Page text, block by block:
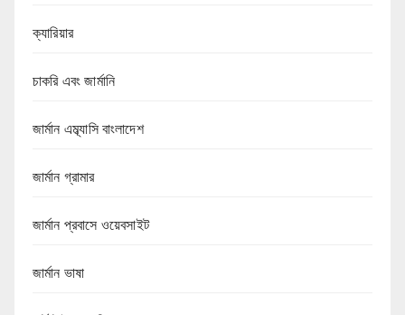
ক্যারিয়ার
চাকরি এবং জার্মানি
জার্মান এম্ব্যাসি বাংলাদেশ
জার্মান গ্রামার
জার্মান প্রবাসে ওয়েবসাইট
জার্মান ভাষা